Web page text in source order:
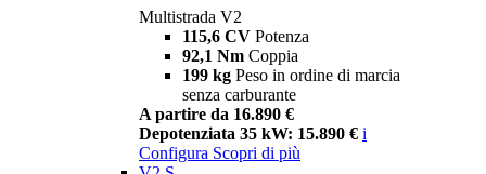
Multistrada V2
115,6 CV Potenza
92,1 Nm Coppia
199 kg Peso in ordine di marcia
senza carburante
A partire da 16.890 €
Depotenziata 35 kW: 15.890 € i
Configura Scopri di più